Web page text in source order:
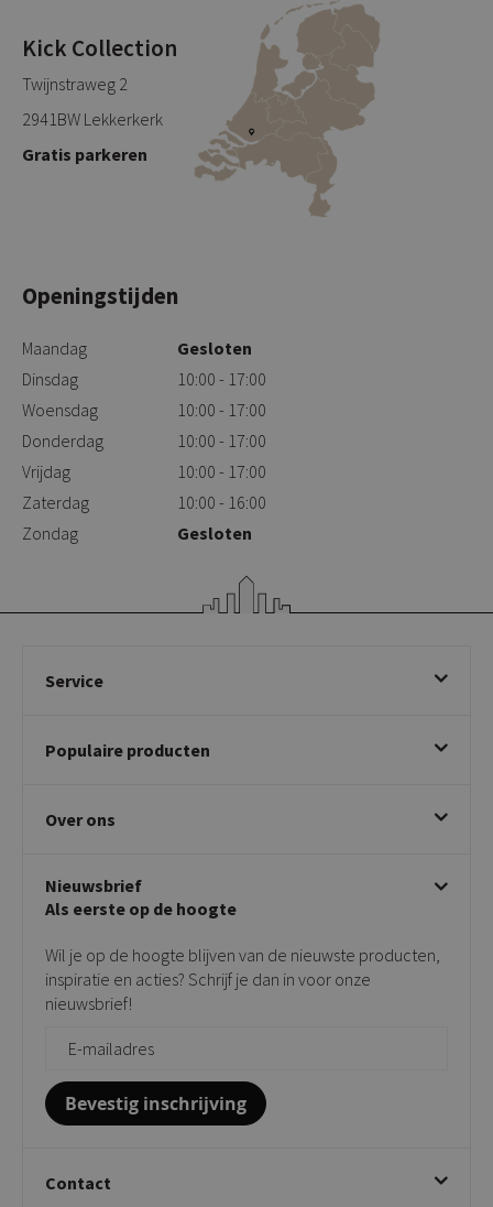
Kick Collection
Twijnstraweg 2
2941BW Lekkerkerk
Gratis parkeren
Openingstijden
Maandag
Gesloten
Dinsdag
10:00 - 17:00
Woensdag
10:00 - 17:00
Donderdag
10:00 - 17:00
Vrijdag
10:00 - 17:00
Zaterdag
10:00 - 16:00
Zondag
Gesloten
Service
Betalen & annuleren
Klachtafhandeling
Privacy policy
Populaire producten
Draaibare eetkamerstoelen
Taupe stoelen
Tuinstoelen
Bijzettafels
Over ons
Showroom
Contact
Onderhoudsproducten
Vloerbescherming
Giftcards
Nieuwsbrief
Als eerste op de hoogte
Wil je op de hoogte blijven van de nieuwste producten,
inspiratie en acties? Schrijf je dan in voor onze
nieuwsbrief!
Bevestig inschrijving
Contact